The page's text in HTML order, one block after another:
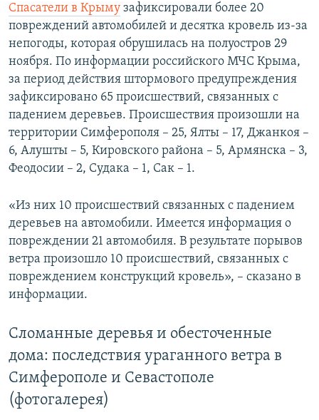
Спасатели в Крыму зафиксировали более 20
повреждений автомобилей и десятка кровель из-за
непогоды, которая обрушилась на полуостров 29
ноября. По информации российского МЧС Крыма,
за период действия штормового предупреждения
зафиксировано 65 происшествий, связанных с
падением деревьев. Происшествия произошли на
территории Симферополя – 25, Ялты – 17, Джанкоя –
6, Алушты – 5, Кировского района – 5, Армянска – 3,
Феодосии – 2, Судака – 1, Сак – 1.
«Из них 10 происшествий связанных с падением
деревьев на автомобили. Имеется информация о
повреждении 21 автомобиля. В результате порывов
ветра произошло 10 происшествий, связанных с
повреждением конструкций кровель», – сказано в
информации.
Сломанные деревья и обесточенные
дома: последствия ураганного ветра в
Симферополе и Севастополе
(фотогалерея)